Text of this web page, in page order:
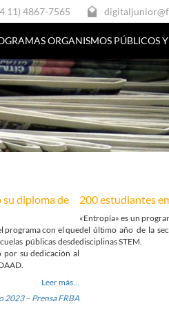
11) 4867-7565
ORGANISMOS PÚBLICOS Y
diploma de
programa con el que
públicas desde
por su dedicación al
Leer más…
2023 – Prensa FRBA
200 estudiantes
«Entropía» es un
del último año de la
disciplinas STEM.